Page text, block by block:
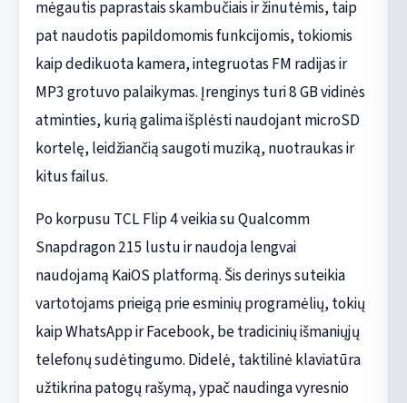
mėgautis paprastais skambučiais ir žinutėmis, taip
pat naudotis papildomomis funkcijomis, tokiomis
kaip dedikuota kamera, integruotas FM radijas ir
MP3 grotuvo palaikymas. Įrenginys turi 8 GB vidinės
atminties, kurią galima išplėsti naudojant microSD
kortelę, leidžiančią saugoti muziką, nuotraukas ir
kitus failus.
Po korpusu TCL Flip 4 veikia su Qualcomm
Snapdragon 215 lustu ir naudoja lengvai
naudojamą KaiOS platformą. Šis derinys suteikia
vartotojams prieigą prie esminių programėlių, tokių
kaip WhatsApp ir Facebook, be tradicinių išmaniųjų
telefonų sudėtingumo. Didelė, taktilinė klaviatūra
užtikrina patogų rašymą, ypač naudinga vyresnio